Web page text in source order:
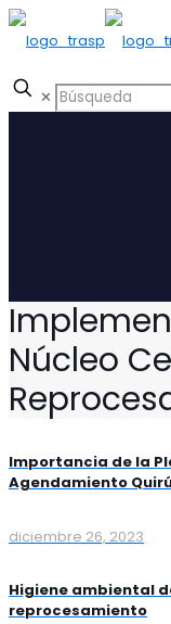
✕
Núcleo
Importancia de la
Agendamiento
diciembre 26, 2023
Higiene ambiental
reprocesamiento